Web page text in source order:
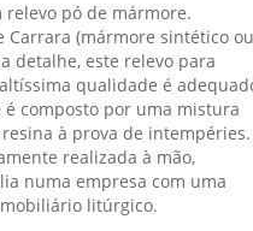
relevo pó de mármore.
Carrara (mármore sintético ou
detalhe, este relevo para
qualidade é
composto por uma mistura
à prova de intempéries.
realizada à mão,
numa empresa com uma
litúrgico.